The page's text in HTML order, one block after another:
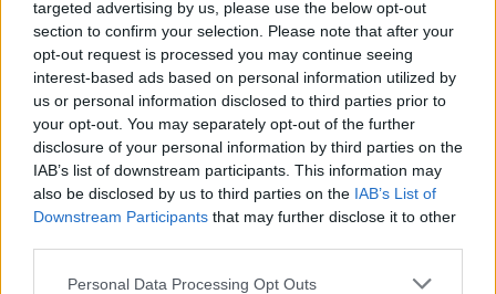
targeted advertising by us, please use the below opt-out
section to confirm your selection. Please note that after your
opt-out request is processed you may continue seeing
interest-based ads based on personal information utilized by
us or personal information disclosed to third parties prior to
your opt-out. You may separately opt-out of the further
disclosure of your personal information by third parties on the
IAB’s list of downstream participants. This information may
also be disclosed by us to third parties on the IAB’s List of
Downstream Participants that may further disclose it to other
Personal Data Processing Opt Outs
Fonte: gianlucadimarzio.com